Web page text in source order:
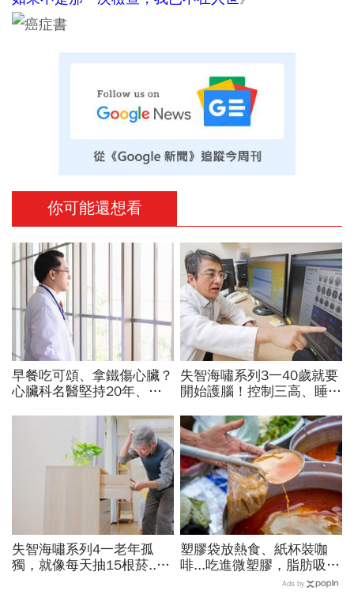
你可能還想看
早餐吃可頌、拿鐵傷心臟？
心臟科名醫堅持20年、早
喝咖啡前先喝「這1杯」更
失智海嘯系列3一40歲就要
開始護腦！控制三高、睡眠
天算起
失智海嘯系列4一老年孤
獨，就像每天抽15根菸...
塑膠袋放熱食、紙杯裝咖
啡...吃進微塑膠，脂肪吸收
暴增145%！減重醫師只做
Ads by